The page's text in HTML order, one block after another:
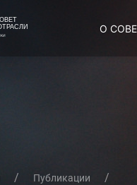
О
Публикации